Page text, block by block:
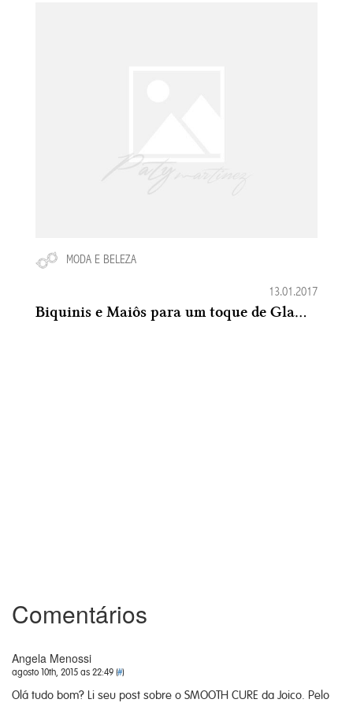
MODA E BELEZA
13.01.2017
Biquinis e Maiôs para um toque de Glamour no Verão 2016-2017
Comentários
Angela Menossi
agosto 10th, 2015 as 22:49 (#)
Olá tudo bom? Li seu post sobre o SMOOTH CURE da Joico. Pelo